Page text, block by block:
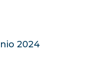
2024